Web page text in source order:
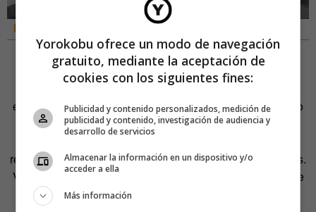
El puente balancín se convirtió en un espectáculo, y
conductores de todo el estado hacían largos viajes para
cruzarlo. Los responsables del proyecto aseguraban que
este balanceo no afectaría a la estructura del puente. Pero
esta teoría se vino abajo pronto. De forma literal. El 7 de
retorciera sobre sí mismo hasta colapsar. No hubo víctimas.
Vortex Bladeless se basa en este fenómeno de la física de
fluidos para recolectar la energía de la vibración.
Yorokobu ofrece un modo de navegación
gratuito, mediante la aceptación de
cookies con los siguientes fines:
Publicidad y contenido personalizados, medición de
publicidad y contenido, investigación de audiencia y
desarrollo de servicios
Almacenar la información en un dispositivo y/o
acceder a ella
Más información